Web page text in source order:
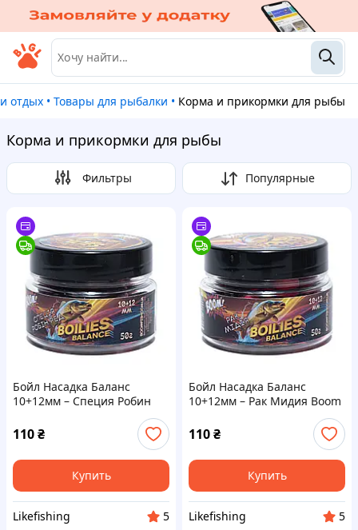
и отдых • Товары для рыбалки • Корма и прикормки для рыбы
Корма и прикормки для рыбы
Фильтры Популярные
Бойл Насадка Баланс
10+12мм – Специя Робин
110₴
Купить
Likefishing
5
Бойл Насадка Баланс
10+12мм – Рак Мидия Boom
110₴
Купить
Likefishing
5